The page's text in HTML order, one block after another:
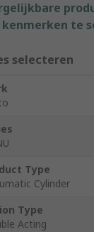
te
selecteren
Type
Cylinder
Type
Acting